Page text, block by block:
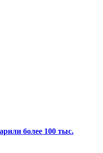
более 100 тыс.